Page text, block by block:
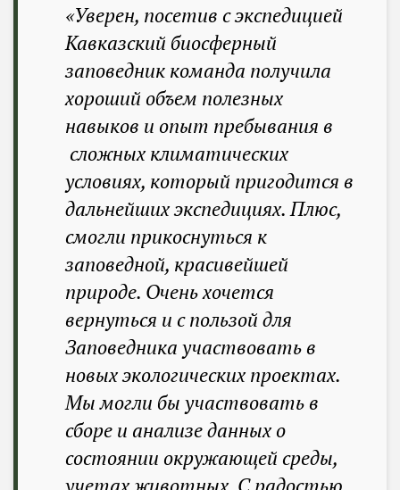
«Уверен, посетив с экспедицией
Кавказский биосферный
заповедник команда получила
хороший объем полезных
навыков и опыт пребывания в
сложных климатических
условиях, который пригодится в
дальнейших экспедициях. Плюс,
смогли прикоснуться к
заповедной, красивейшей
природе. Очень хочется
вернуться и с пользой для
Заповедника участвовать в
новых экологических проектах.
Мы могли бы участвовать в
сборе и анализе данных о
состоянии окружающей среды,